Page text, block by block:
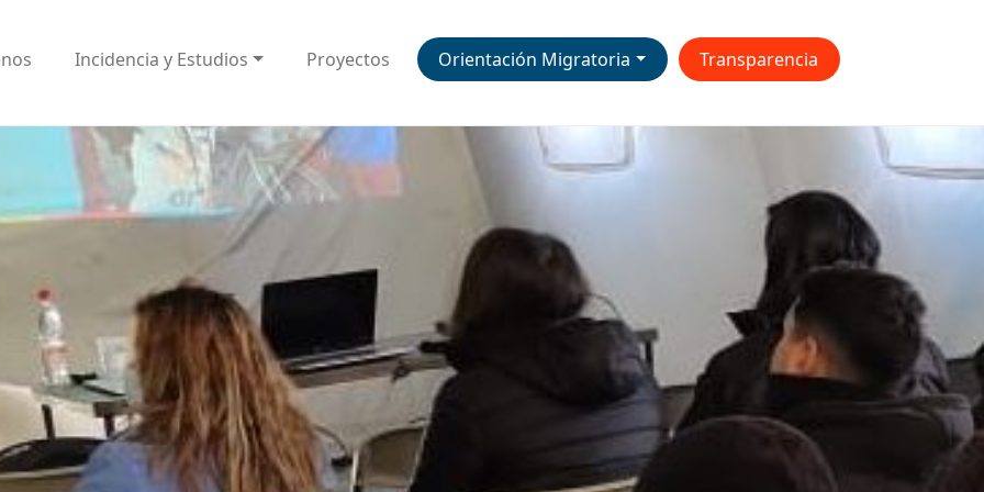
Incidencia y Estudios Proyectos Orientación Migratoria Transparencia